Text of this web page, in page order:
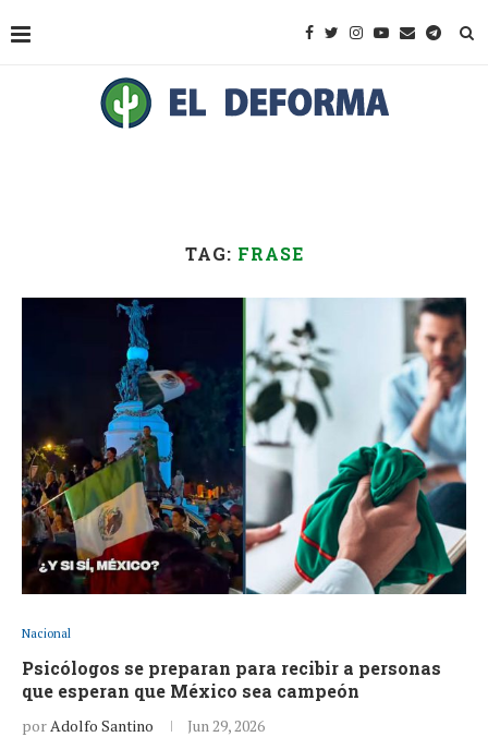
TAG: FRASE
Nacional
Psicólogos se preparan para recibir a personas
que esperan que México sea campeón
porAdolfo Santino Jun 29, 2026